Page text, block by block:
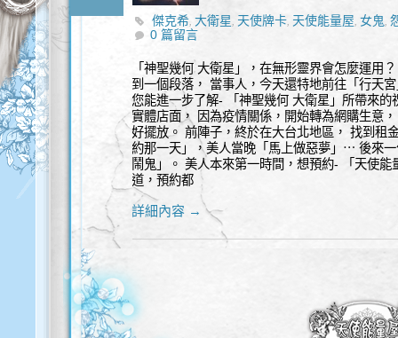
傑克希,大衛星, 天使牌卡, 天使能量屋,女鬼,
靈性諮詢
0 篇留言
「神聖幾何 大衛星」，在無形靈界會怎麼運用
到一個段落， 當事人，今天還特地前往「行天
您能進一步了解- 「神聖幾何 大衛星」所帶來
實體店面， 因為疫情關係，開始轉為網購生意
好擺放。 前陣子，終於在大台北地區， 找到租
約那一天」，美人當晚「馬上做惡夢」⋯ 後來
鬧鬼」。 美人本來第一時間，想預約- 「天使
道，預約都
詳細內容 →